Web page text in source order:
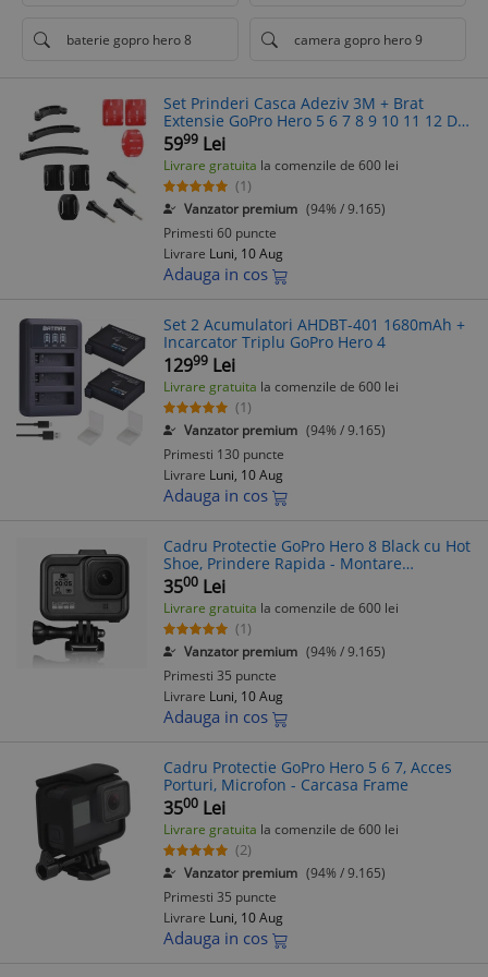
baterie gopro hero 8 camera gopro hero 9
Set Prinderi Casca Adeziv 3M + Brat
Extensie GoPro Hero 5 6 7 8 9 10 11 12 DJI
Osmo Action SJCAM YI Insta360
5999 Lei
Livrare gratuita la comenzile de 600 lei
(1)
Vanzator premium (94% / 9.165)
Primesti 60 puncte
Livrare Luni, 10 Aug
Adauga in cos
Set 2 Acumulatori AHDBT-401 1680mAh +
Incarcator Triplu GoPro Hero 4
12999 Lei
Livrare gratuita la comenzile de 600 lei
(1)
Vanzator premium (94% / 9.165)
Primesti 130 puncte
Livrare Luni, 10 Aug
Adauga in cos
Cadru Protectie GoPro Hero 8 Black cu Hot
Shoe, Prindere Rapida - Montare
Trepied/Selfie Stick
3500 Lei
Livrare gratuita la comenzile de 600 lei
(1)
Vanzator premium (94% / 9.165)
Primesti 35 puncte
Livrare Luni, 10 Aug
Adauga in cos
Cadru Protectie GoPro Hero 5 6 7, Acces
Porturi, Microfon - Carcasa Frame
3500 Lei
Livrare gratuita la comenzile de 600 lei
(2)
Vanzator premium (94% / 9.165)
Primesti 35 puncte
Livrare Luni, 10 Aug
Adauga in cos